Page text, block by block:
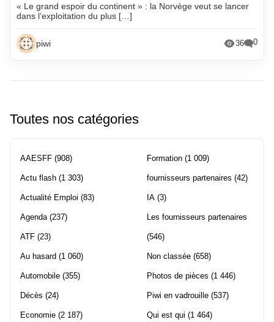
« Le grand espoir du continent » : la Norvège veut se lancer
dans l’exploitation du plus […]
piwi 36 0
Toutes nos catégories
AAESFF (908)
Actu flash (1 303)
Actualité Emploi (83)
Agenda (237)
ATF (23)
Au hasard (1 060)
Automobile (355)
Décès (24)
Economie (2 187)
Formation (1 009)
fournisseurs partenaires (42)
IA (3)
Les fournisseurs partenaires
(546)
Non classée (658)
Photos de pièces (1 446)
Piwi en vadrouille (537)
Qui est qui (1 464)